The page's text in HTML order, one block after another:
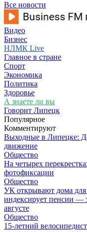
Все новости
Видео
Бизнес
НЛМК Live
Главное в стране
Спорт
Экономика
Политика
Здоровье
А знаете ли вы
Говорит Липецк
Популярное
Комментируют
Выходные в Липецке:
движение
Общество
На четырех
фотофиксации
Общество
УК открывают дома для
индексирует пенсии —
августе
Общество
15-летний